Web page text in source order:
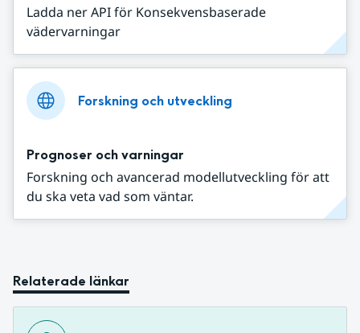
Ladda ner API för Konsekvensbaserade
vädervarningar
Forskning och utveckling
Prognoser och varningar
Forskning och avancerad modellutveckling för att
du ska veta vad som väntar.
Relaterade länkar